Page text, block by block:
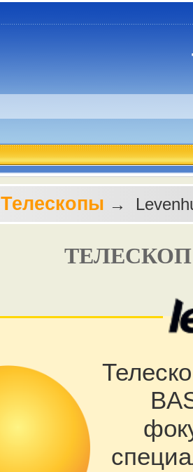
Телескопы →
ТЕЛЕСКОП